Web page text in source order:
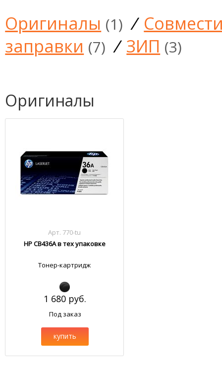
Оригиналы (1) /
заправки (7) / ЗИП (3)
Оригиналы
Арт. 770-tu
HP CB436A в тех упаковке
Тонер-картридж
1 680 руб.
Под заказ
купить